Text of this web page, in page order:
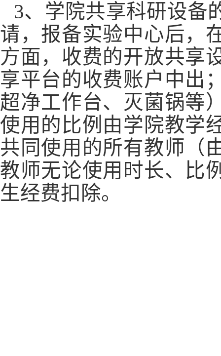
3、学院共享科研设备
请，报备实验中心后，
方面，收费的开放共享
享平台的收费账户中出
超净工作台、灭菌锅等
使用的比例由学院教学
共同使用的所有教师（
教师无论使用时长、比
生经费扣除。